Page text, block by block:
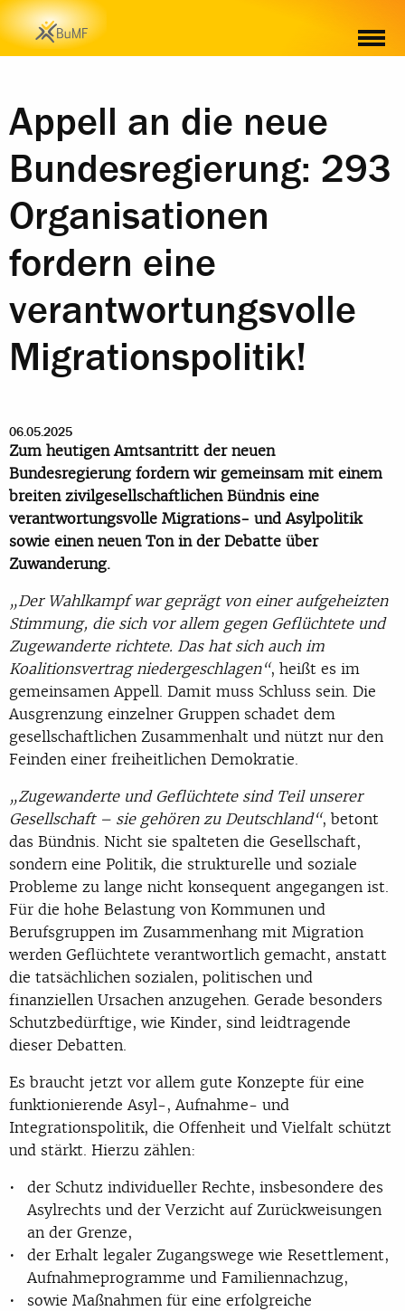
Appell an die neue
Bundesregierung: 293
Organisationen
fordern eine
verantwortungsvolle
Migrationspolitik!
06.05.2025
Zum heutigen Amtsantritt der neuen
Bundesregierung fordern wir gemeinsam mit einem
breiten zivilgesellschaftlichen Bündnis eine
verantwortungsvolle Migrations- und Asylpolitik
sowie einen neuen Ton in der Debatte über
Zuwanderung.
„Der Wahlkampf war geprägt von einer aufgeheizten
Stimmung, die sich vor allem gegen Geflüchtete und
Zugewanderte richtete. Das hat sich auch im
Koalitionsvertrag niedergeschlagen“, heißt es im
gemeinsamen Appell. Damit muss Schluss sein. Die
Ausgrenzung einzelner Gruppen schadet dem
gesellschaftlichen Zusammenhalt und nützt nur den
Feinden einer freiheitlichen Demokratie.
„Zugewanderte und Geflüchtete sind Teil unserer
Gesellschaft – sie gehören zu Deutschland“, betont
das Bündnis. Nicht sie spalteten die Gesellschaft,
sondern eine Politik, die strukturelle und soziale
Probleme zu lange nicht konsequent angegangen ist.
Für die hohe Belastung von Kommunen und
Berufsgruppen im Zusammenhang mit Migration
werden Geflüchtete verantwortlich gemacht, anstatt
die tatsächlichen sozialen, politischen und
finanziellen Ursachen anzugehen. Gerade besonders
Schutzbedürftige, wie Kinder, sind leidtragende
dieser Debatten.
Es braucht jetzt vor allem gute Konzepte für eine
funktionierende Asyl-, Aufnahme- und
Integrationspolitik, die Offenheit und Vielfalt schützt
und stärkt. Hierzu zählen:
der Schutz individueller Rechte, insbesondere des
Asylrechts und der Verzicht auf Zurückweisungen
an der Grenze,
der Erhalt legaler Zugangswege wie Resettlement,
Aufnahmeprogramme und Familiennachzug,
sowie Maßnahmen für eine erfolgreiche